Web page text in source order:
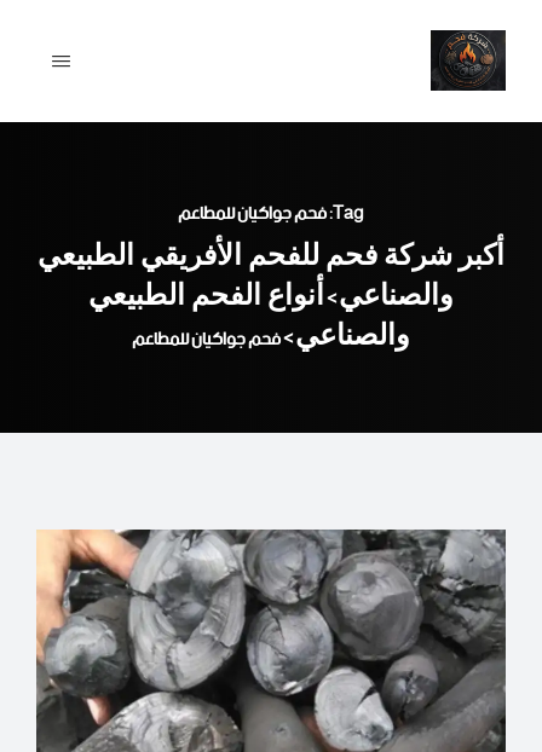
content
Tag: فحم جواكيان للمطاعم
أكبر شركة فحم للفحم الأفريقي الطبيعي
والصناعي>أنواع الفحم الطبيعي
والصناعي>فحم جواكيان للمطاعم